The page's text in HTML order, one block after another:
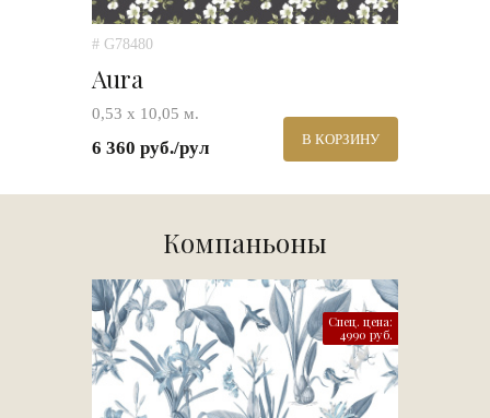
# G78480
Aura
0,53 х 10,05 м.
6 360 руб./рул В КОРЗИНУ
Компаньоны
Спец. цена:
4990 руб.